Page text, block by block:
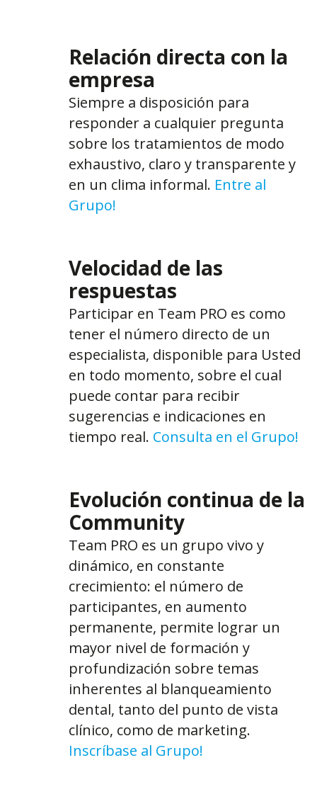
Relación directa con la
empresa
Siempre a disposición para
responder a cualquier pregunta
sobre los tratamientos de modo
exhaustivo, claro y transparente y
en un clima informal. Entre al
Grupo!
Velocidad de las
respuestas
Participar en Team PRO es como
tener el número directo de un
especialista, disponible para Usted
en todo momento, sobre el cual
puede contar para recibir
sugerencias e indicaciones en
tiempo real. Consulta en el Grupo!
Evolución continua de la
Community
Team PRO es un grupo vivo y
dinámico, en constante
crecimiento: el número de
participantes, en aumento
permanente, permite lograr un
mayor nivel de formación y
profundización sobre temas
inherentes al blanqueamiento
dental, tanto del punto de vista
clínico, como de marketing.
Inscríbase al Grupo!